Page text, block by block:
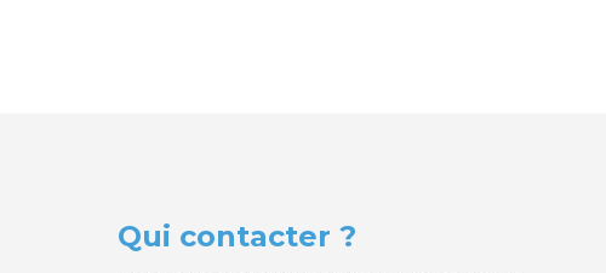
Qui contacter ?